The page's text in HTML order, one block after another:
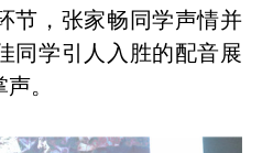
节，张家畅同学声情并
同学引人入胜的配音展
。